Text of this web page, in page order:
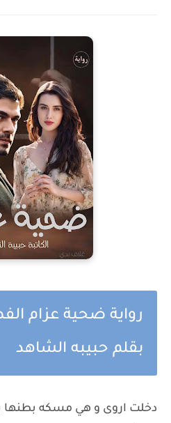
رواية ضحية عزام
بقلم حبيبه الشاهد
دخلت اروى و هي مسكه بطنها